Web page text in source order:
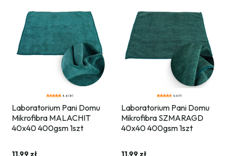
4.9 (8)
Laboratorium Pani Domu
Mikrofibra MALACHIT
40x40 400gsm 1szt
11,99 zł
5.0 (7)
Laboratorium Pani Domu
Mikrofibra SZMARAGD
40x40 400gsm 1szt
11,99 zł